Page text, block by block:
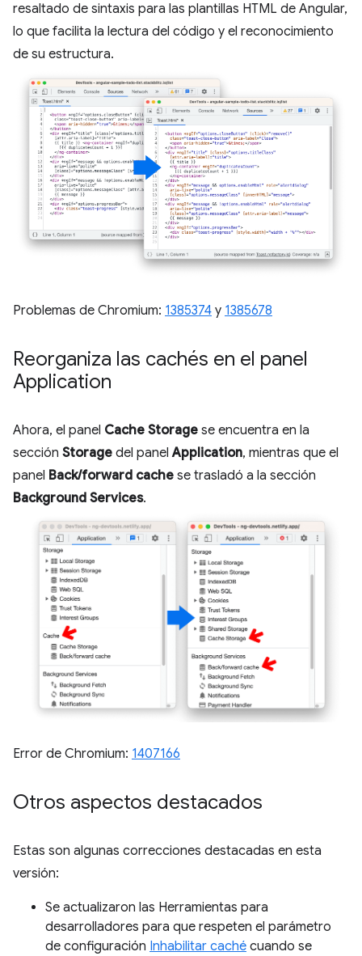
resaltado de sintaxis para las plantillas HTML de Angular,
lo que facilita la lectura del código y el reconocimiento
de su estructura.
Problemas de Chromium: 1385374 y 1385678
Reorganiza las cachés en el panel
Application
Ahora, el panel Cache Storage se encuentra en la
sección Storage del panelApplication, mientras que el
panel Back/forward cache se trasladó a la sección
Background Services.
Error de Chromium: 1407166
Otros aspectos destacados
Estas son algunas correcciones destacadas en esta
versión:
Se actualizaron las Herramientas para
desarrolladores para que respeten el parámetro
de configuración Inhabilitar caché cuando se